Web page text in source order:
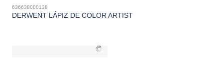
636638000138
DERWENT LÁPIZ DE COLOR ARTIST